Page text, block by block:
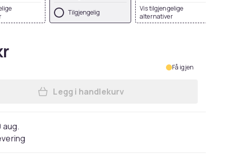
Tilgjengelig
Vis tilgjengelige
alternativer
Få igjen
Legg Premier Mens Onna-Stretch
Legg i handlekurv
aug.